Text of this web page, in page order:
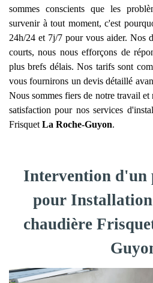
sommes conscients que les
survenir à tout moment, c'est
24h/24 et 7j/7 pour vous aider. Nos
courts, nous nous efforçons de
plus brefs délais. Nos tarifs sont
vous fournirons un devis détaillé
Nous sommes fiers de notre travail
satisfaction pour nos services
Frisquet La Roche-Guyon.
Intervention d'un
pour Installation
chaudière